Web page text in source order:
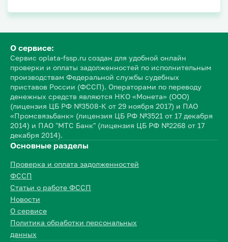
О сервисе:
Сервис oplata-fssp.ru создан для удобной онлайн
проверки и оплаты задолженностей по исполнительным
производствам Федеральной службы судебных
приставов России (ФССП). Операторами по переводу
денежных средств являются НКО «Монета» (ООО)
(лицензия ЦБ РФ №3508-К от 29 ноября 2017) и ПАО
«Промсвязьбанк» (лицензия ЦБ РФ №3521 от 17 декабря
2014) и ПАО "МТС Банк" (лицензия ЦБ РФ №2268 от 17
декабря 2014).
Основные разделы
Проверка и оплата задолженностей
ФССП
Статьи о работе ФССП
Новости
О сервисе
Политика обработки персональных
данных